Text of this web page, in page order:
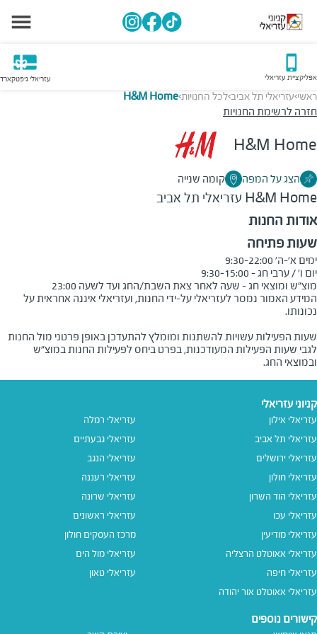
אפליקציית עזריאלי עזריאלי גיפטקארד
ראשי>עזריאלי תל אביב>לכל החנויות>
H&M Home
חזרה לרשימת החנויות
H&M Home
הצג על המפה קומה שנייה
H&M Home עזריאלי תל אביב
אודות החנות
שעות פתיחה
מוצ"ש ומוצאי חג - שעה לאחר צאת השבת/החג ועד לשעה 23:00
המידע האמור נמסר לעזריאלי על-ידי החנות, ועזריאלי איננה אחראית על
שעות הפעילות עשויות להשתנות ומומלץ להתעדכן באופן פרטני מול החנות
לגבי שעות הפעילות המעודכנות, בפרט ביחס לפעילות החנות במוצ"ש
ובמוצאי החג.
קניוני עזריאלי
עזריאלי אילון
עזריאלי תל אביב
עזריאלי ירושלים
עזריאלי חולון
עזריאלי הוד השרון
עזריאלי עכו
עזריאלי מודיעין
עזריאלי אאוטלט הרצליה
עזריאלי חיפה
עזריאלי אאוטלט אור יהודה
עזריאלי רמלה
עזריאלי גבעתיים
עזריאלי הנגב
עזריאלי רעננה
עזריאלי שרונה
עזריאלי ראשונים
מרכז העסקים חולון
עזריאלי מול הים
עזריאלי טאון
קישורים נוספים